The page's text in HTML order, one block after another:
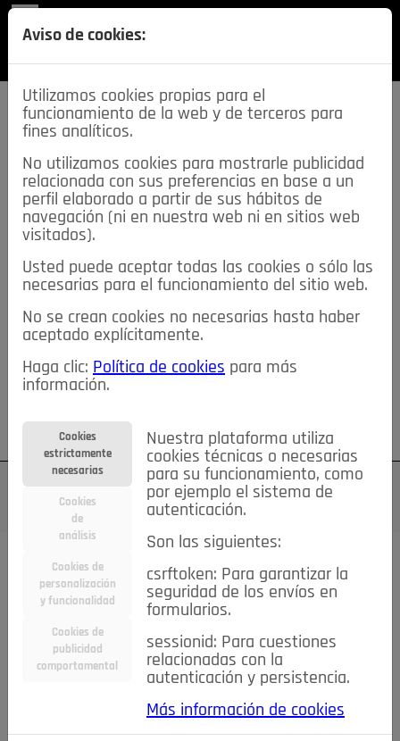
SECCIONES
descarga esta
REVISTA
≡NOTICIAS
NOTICIAS SERVICIOS DE INTERÉS
TABLÓN DE ANUNCIOS MIS ANUNCIOS CONTACTO
NOSOTROS
Su cuenta Regístrese ¿Olvidó su contraseña?
Aviso de cookies:
Utilizamos cookies propias para el
funcionamiento de la web y de terceros para
fines analíticos.
No utilizamos cookies para mostrarle publicidad
relacionada con sus preferencias en base a un
perfil elaborado a partir de sus hábitos de
navegación (ni en nuestra web ni en sitios web
visitados).
Usted puede aceptar todas las cookies o sólo las
necesarias para el funcionamiento del sitio web.
No se crean cookies no necesarias hasta haber
aceptado explícitamente.
Haga clic: Política de cookies para más
información.
Cookies
estrictamente
necesarias
Cookies
de
análisis
Cookies de
personalización
y funcionalidad
Cookies de
publicidad
comportamental
Nuestra plataforma utiliza
cookies técnicas o necesarias
para su funcionamiento, como
por ejemplo el sistema de
autenticación.
Son las siguientes:
csrftoken: Para garantizar la
seguridad de los envíos en
formularios.
sessionid: Para cuestiones
relacionadas con la
autenticación y persistencia.
Más información de cookies